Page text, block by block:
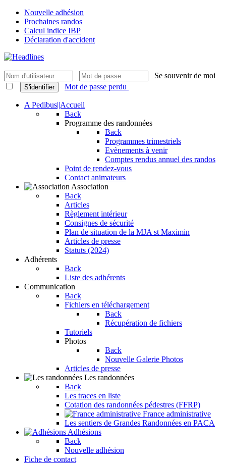
Nouvelle adhésion
Prochaines randos
Calcul indice IBP
Déclaration d'accident
Se souvenir de moi
S'identifier Mot de passe perdu
A Pedibus||Accueil
Back
Programme des randonnées
Back
Programmes trimestriels
Evènements à venir
Comptes rendus annuel des randos
Point de rendez-vous
Contact animateurs
Association
Back
Articles
Règlement intérieur
Consignes de sécurité
Plan de situation de la MJA st Maximin
Articles de presse
Statuts (2024)
Adhérents
Back
Liste des adhérents
Communication
Back
Fichiers en téléchargement
Back
Récupération de fichiers
Tutoriels
Photos
Back
Nouvelle Galerie Photos
Articles de presse
Les randonnées
Back
Les traces en liste
Cotation des randonnées pédestres (FFRP)
France administrative
Les sentiers de Grandes Randonnées en PACA
Adhésions
Back
Nouvelle adhésion
Fiche de contact